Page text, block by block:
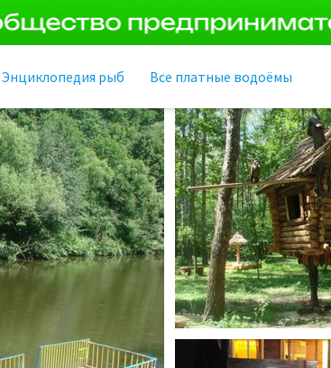
Энциклопедия рыб Все платные водоёмы